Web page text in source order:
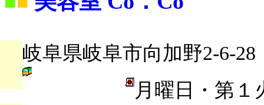
岐阜県岐阜市向加野2-6-28
月曜日・第１